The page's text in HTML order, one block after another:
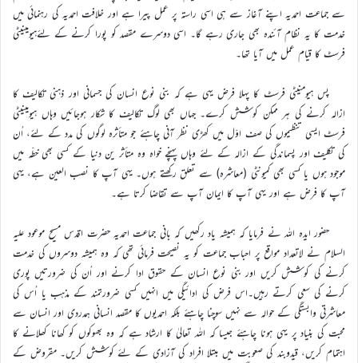
سے جماعت احمدیہ اپنے آغاز سے ہی اسی راستہ پر عمل پیرا ہے اور خلافت احمدیہ کی رہنمائی میں
خدمت کا یہ نظام آئندہ بھی جاری رہے گا۔ اسی دوسرے مقصد کو پورا کرنے کے لئےہیومینیٹی
فرسٹ کا قیام عمل میں آیا تھا۔
پس ہیومنیٹی فرسٹ کا پہلا فرض یہی ہے کہ بنی نوع انسان کی جسمانی اور ذہنی تکالیف کا
ازالہ کرنے کی ہر ممکن کوشش کرے۔ جہاں بھی لوگ تکالیف کا شکار ہوجائیں وہاں ہیومینیٹی
فرسٹ ایسی تنظیموں کی صف اوّل میں کھڑی نظر آنی چاہئے جو متأثرہ لوگوں کی مدد کے لئے، اُن
کی تکلیف اور پسماندگی کے ازالہ کے لئے وہاں پہنچے خواہ وہ متأثر ین دنیا کے کسی بھی خطّہ میں
موجود ہوں یا کسی بھی کمیونٹی (معاشرہ) سے تعلق رکھتے ہوں۔ یہی آپ کا نصب العین ہے، یہی
آپ کا فرض ہے اور یہی آپ کا ایمان آپ سے تقاضا کرتا ہے۔
حضور ایدہ اللہ نے فرمایا کہ ہمیشہ یاد رکھیں کہ بانی جماعت احمدیہ حضرت اقدس مسیح موعود علیہ
السلام نے لاتعداد مواقع پر احباب جماعت کو یہ نصیحت فرمائی تھی کہ وہ ہمیشہ دوسروں کی خدمت
کرنے کی کوشش کریں اور بنی نوع انسان کے حقوق ادا کرنے اور اُن کی ضرورتیں پوری
کرنے کی سعی کرتے رہیں۔اس فرض کی ادائیگی میں انہیں کسی ضرورتمند کے مذہب یا اُس کی
معاشرتی وابستگی کے حوالہ سے نہیں سوچنا چاہئے بلکہ احمدیوں کا مقصد انسانی ہمدردی اور انسان سے
محبت کی بنیاد پر یہی ہونا چاہئے جیسا کہ اللہ تعالیٰ کا ارشاد ہے کہ وہ بھوکوں کو کھانا کھلانے کا
اہتمام کریں، قیدوبند کی صعوبت میں مبتلا افراد کی آزادی کے لئے کوشش کریں۔ مقروض کے